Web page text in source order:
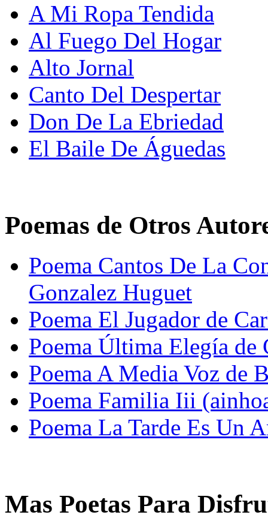
A Mi Ropa Tendida
Al Fuego Del Hogar
Alto Jornal
Canto Del Despertar
Don De La Ebriedad
El Baile De Águedas
Poemas de Otros
Poema Cantos De La
Gonzalez Huguet
Poema El Jugador de
Poema Última Elegía
Poema A Media Voz de
Poema Familia Iii
Poema La Tarde Es Un
Mas Poetas Para